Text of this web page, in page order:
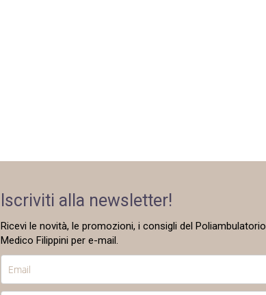
Iscriviti alla newsletter!
Ricevi le novità, le promozioni, i consigli del Poliambulatorio
Medico Filippini per e-mail.